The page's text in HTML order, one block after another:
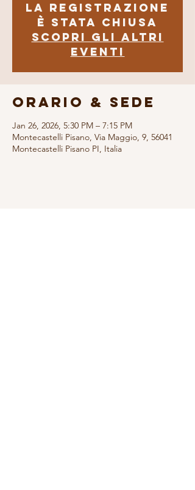
La registrazione
è stata chiusa
Scopri gli altri
eventi
Orario & Sede
Jan 26, 2026, 5:30 PM – 7:15 PM
Montecastelli Pisano, Via Maggio, 9, 56041
Montecastelli Pisano PI, Italia